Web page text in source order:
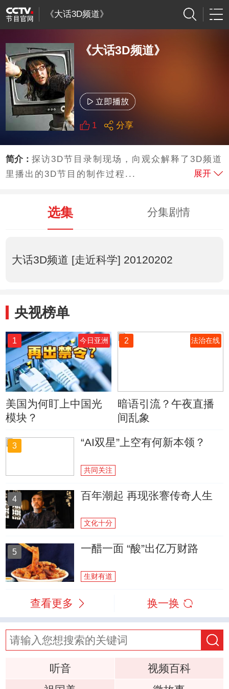
《大话3D频道》
《大话3D频道》
1 分享
简介：探访3D节目录制现场，向观众解释了3D频道
里播出的3D节目的制作过程...
展开
选集 分集剧情
大话3D频道 [走近科学] 20120202
央视榜单
1 今日亚洲
美国为何盯上中国光
模块？
2 法治在线
暗语引流？午夜直播
间乱象
3 “AI双星”上空有何新本领？
共同关注
4 百年潮起 再现张謇传奇人生
文化十分
5 一醋一面 “酸”出亿万财路
生财有道
查看更多 换一换
听音
视频百科